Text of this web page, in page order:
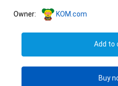
Owner: KOM.com
Add to
Buy